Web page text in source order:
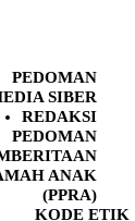
PEDOMAN
SIBER
REDAKSI
PEDOMAN
ANAK
(PPRA)
KODE ETIK